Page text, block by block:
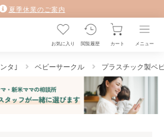
夏季休業のご案内
お気に入り 閲覧履歴 カート メニュー
タ｣ ベビーサークル プラスチック製ベ